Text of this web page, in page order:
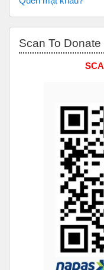
Scan To